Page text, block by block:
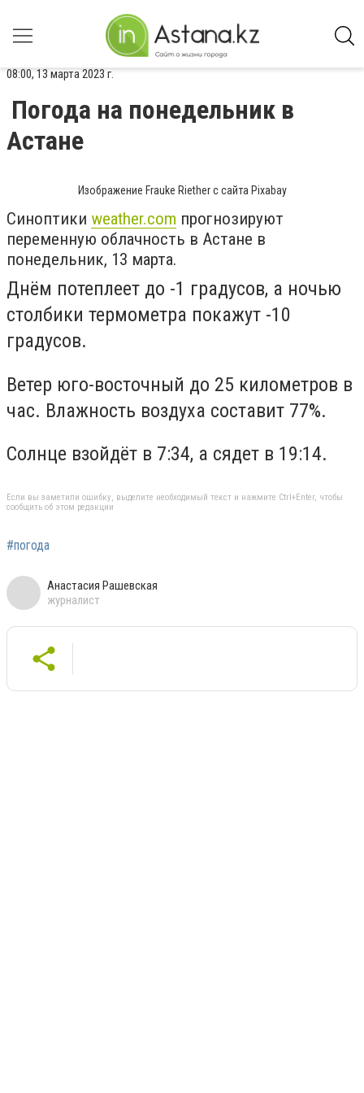
08:00, 13 марта 2023 г.
Погода на понедельник в
Астане
Изображение Frauke Riether с сайта Pixabay
Синоптики weather.com прогнозируют
переменную облачность в Астане в
понедельник, 13 марта.
Днём потеплеет до -1 градусов, а ночью
столбики термометра покажут -10
градусов.
Ветер юго-восточный до 25 километров в
час. Влажность воздуха составит 77%.
Солнце взойдёт в 7:34, а сядет в 19:14.
Если вы заметили ошибку, выделите необходимый текст и нажмите Ctrl+Enter, чтобы
сообщить об этом редакции
#погода
Анастасия Рашевская
журналист